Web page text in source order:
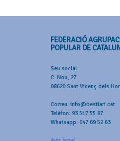
FEDERACIÓ
POPULAR DE
Seu social:
C. Nou, 27
08620 Sant Vicenç dels
Correu: info@bestiari.cat
Telèfon: 93 517 55 87
Whatsapp: 647 69 52 63